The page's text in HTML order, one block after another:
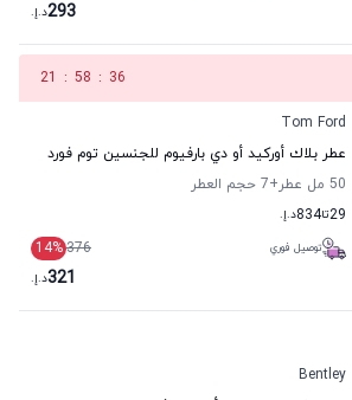
293د.إ.
35
:
58
:
21
Tom Ford
عطر بلاك أوركيد أو دي بارفيوم للجنسين توم فورد
50 مل عطر
+7
حجم العطر
29تا834د.إ.
توصيل فوري 376
14%
321د.إ.
Bentley